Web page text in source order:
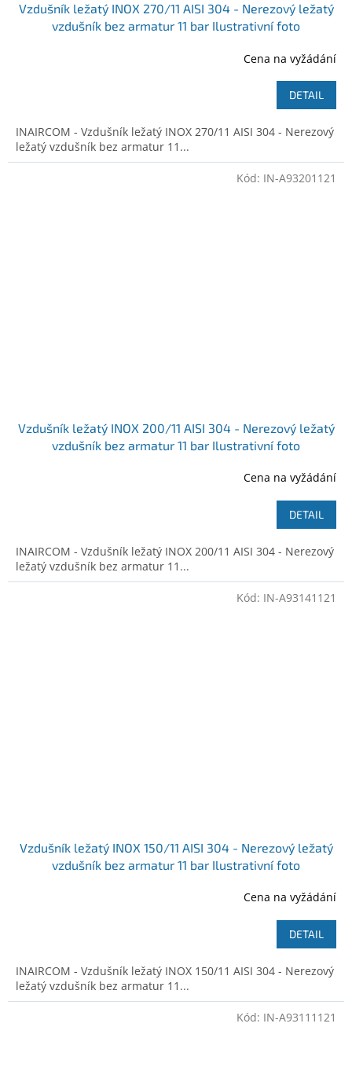
Vzdušník ležatý INOX 270/11 AISI 304 - Nerezový ležatý
vzdušník bez armatur 11 bar Ilustrativní foto
Cena na vyžádání
DETAIL
INAIRCOM - Vzdušník ležatý INOX 270/11 AISI 304 - Nerezový
ležatý vzdušník bez armatur 11...
Vzdušník ležatý INOX 200/11 AISI 304 - Nerezový ležatý
vzdušník bez armatur 11 bar Ilustrativní foto
Cena na vyžádání
DETAIL
INAIRCOM - Vzdušník ležatý INOX 200/11 AISI 304 - Nerezový
ležatý vzdušník bez armatur 11...
Kód: IN-A93201121
Vzdušník ležatý INOX 150/11 AISI 304 - Nerezový ležatý
vzdušník bez armatur 11 bar Ilustrativní foto
Cena na vyžádání
DETAIL
INAIRCOM - Vzdušník ležatý INOX 150/11 AISI 304 - Nerezový
ležatý vzdušník bez armatur 11...
Kód: IN-A93141121
Kód: IN-A93111121